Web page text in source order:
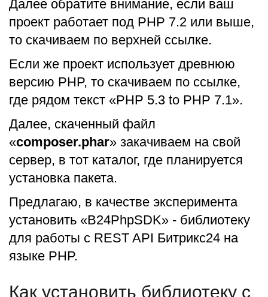
Далее обратите внимание, если ваш
проект работает под PHP 7.2 или выше,
то скачиваем по верхней ссылке.
Если же проект использует древнюю
версию PHP, то скачиваем по ссылке,
где рядом текст «PHP 5.3 to PHP 7.1».
Далее, скаченный файл
«composer.phar» закачиваем на свой
сервер, в тот каталог, где планируется
установка пакета.
Предлагаю, в качестве эксперимента
установить «B24PhpSDK» - библиотеку
для работы с REST API Битрикс24 на
языке PHP.
Как установить библиотеку с